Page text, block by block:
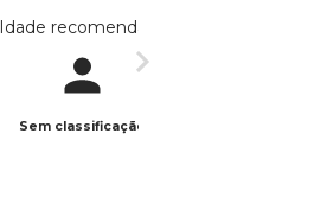
Idade recomendada
Sem classificação